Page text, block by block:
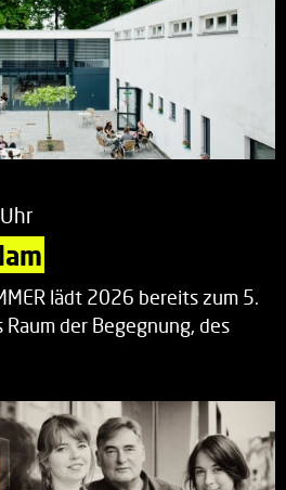
lädt 2026 bereits zum 5.
Raum der Begegnung, des